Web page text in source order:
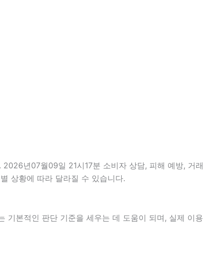
2026년07월09일 21시17분 소비자 상담, 피해 예방, 거래
상황에 따라 달라질 수 있습니다.
기본적인 판단 기준을 세우는 데 도움이 되며, 실제 이용